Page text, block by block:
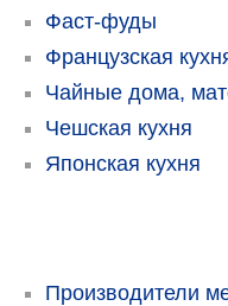
Фаст-фуды
Французская
Чайные дома,
Чешская кухня
Японская кухня
Производители